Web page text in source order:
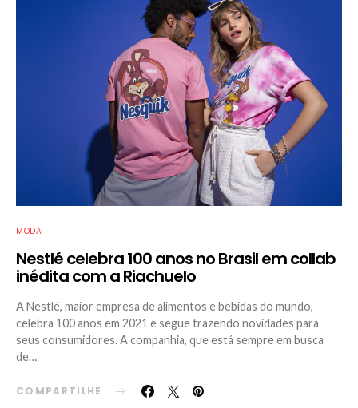
MODA
Nestlé celebra 100 anos no Brasil em collab
inédita com a Riachuelo
A Nestlé, maior empresa de alimentos e bebidas do mundo,
celebra 100 anos em 2021 e segue trazendo novidades para
seus consumidores. A companhia, que está sempre em busca
de…
COMPARTILHE